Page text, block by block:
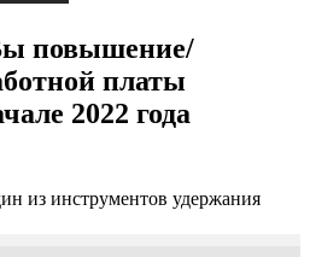
повышение/
платы
2022 года
из инструментов удержания